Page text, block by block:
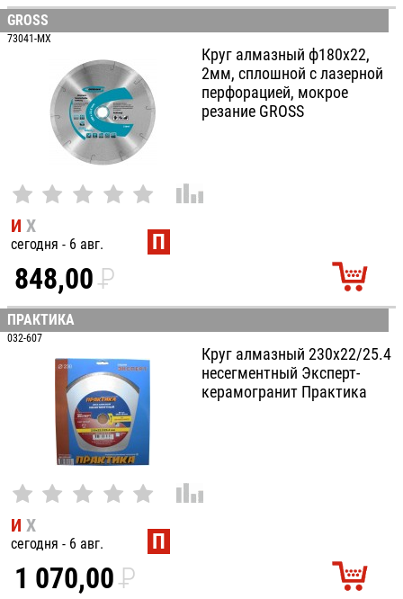
УБ.
GROSS
73041-MX
Круг алмазный ф180х22,
2мм, сплошной c лазерной
перфорацией, мокрое
резание GROSS
И Х
сегодня - 6 авг. П
848,00P
УБ.
ПРАКТИКА
032-607
Круг алмазный 230х22/25.4
несегментный Эксперт-
керамогранит Практика
И Х
сегодня - 6 авг. П
1 070,00P